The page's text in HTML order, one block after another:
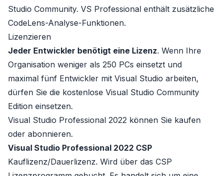
Studio Community. VS Professional enthält zusätzliche
CodeLens-Analyse-Funktionen.
Lizenzieren
Jeder Entwickler benötigt eine Lizenz. Wenn Ihre
Organisation weniger als 250 PCs einsetzt und
maximal fünf Entwickler mit Visual Studio arbeiten,
dürfen Sie die kostenlose Visual Studio Community
Edition einsetzen.
Visual Studio Professional 2022 können Sie kaufen
oder abonnieren.
Visual Studio Professional 2022 CSP
Kauflizenz/Dauerlizenz. Wird über das CSP